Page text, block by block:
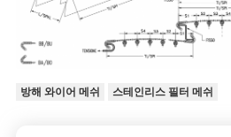
방해 와이어 메쉬 스테인리스 필터 메쉬